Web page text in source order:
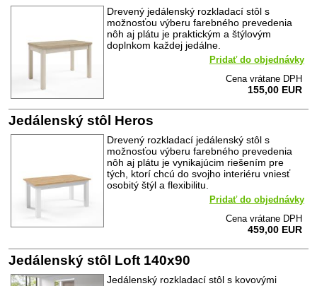
Drevený jedálenský rozkladací stôl s
možnosťou výberu farebného prevedenia
nôh aj plátu je praktickým a štýlovým
doplnkom každej jedálne.
Pridať do objednávky
Cena vrátane DPH
155,00 EUR
Jedálenský stôl Heros
Drevený rozkladací jedálenský stôl s
možnosťou výberu farebného prevedenia
nôh aj plátu je vynikajúcim riešením pre
tých, ktorí chcú do svojho interiéru vniesť
osobitý štýl a flexibilitu.
Pridať do objednávky
Cena vrátane DPH
459,00 EUR
Jedálenský stôl Loft 140x90
Jedálenský rozkladací stôl s kovovými